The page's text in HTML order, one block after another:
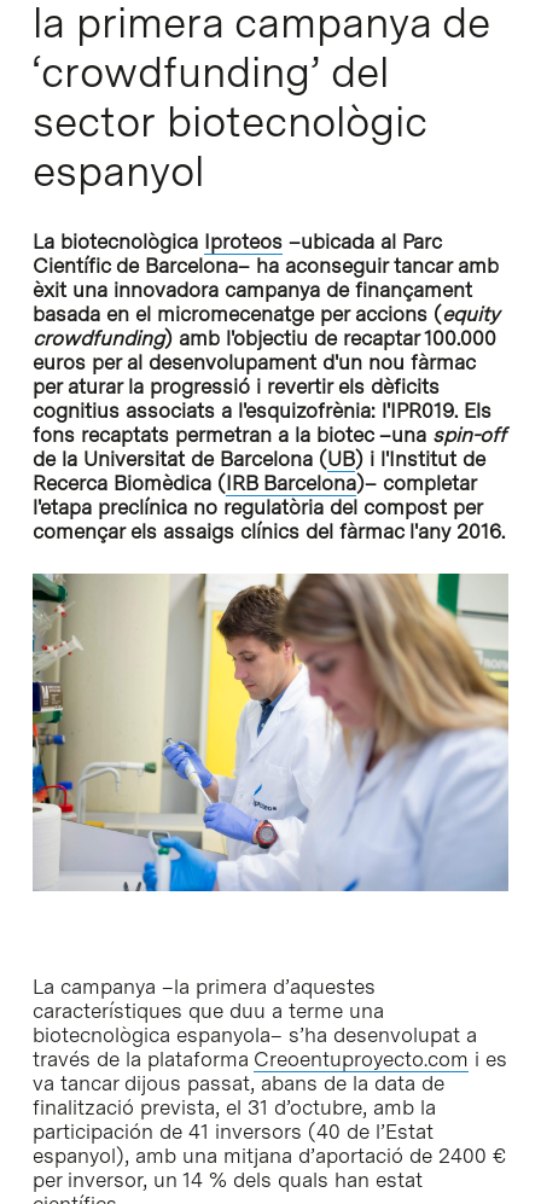
la primera campanya de
‘crowdfunding’ del
sector biotecnològic
espanyol
La biotecnològica Iproteos–ubicada al Parc
Científic de Barcelona– ha aconseguir tancar amb
èxit una innovadora campanya de finançament
basada en el micromecenatge per accions (equity
crowdfunding) amb l'objectiu de recaptar 100.000
euros per al desenvolupament d'un nou fàrmac
per aturar la progressió i revertir els dèficits
cognitius associats a l'esquizofrènia: l'IPR019. Els
fons recaptats permetran a la biotec –una spin-off
de la Universitat de Barcelona (UB) i l'Institut de
Recerca Biomèdica (IRB Barcelona)– completar
l'etapa preclínica no regulatòria del compost per
començar els assaigs clínics del fàrmac l'any 2016.
La campanya –la primera d’aquestes
característiques que duu a terme una
biotecnològica espanyola– s’ha desenvolupat a
través de la plataforma Creoentuproyecto.com i es
va tancar dijous passat, abans de la data de
finalització prevista, el 31 d’octubre, amb la
participación de 41 inversors (40 de l’Estat
espanyol), amb una mitjana d’aportació de 2400 €
per inversor, un 14 % dels quals han estat